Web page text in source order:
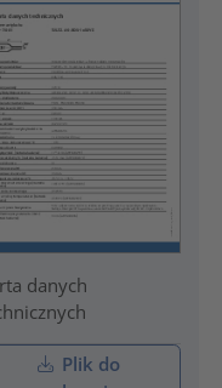
danych
Plik do